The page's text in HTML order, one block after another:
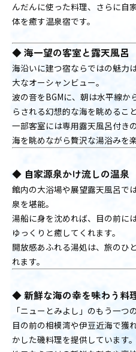
んだんに使った料理、さらに自
体を癒す温泉宿です。
◆海一望の客室と露天風呂
海沿いに建つ宿ならではの魅力
大なオーシャンビュー。
波の音をBGMに、朝は水平線か
らされる幻想的な海を眺めるこ
一部客室には専用露天風呂付き
海を眺めながら贅沢な湯浴みを
◆ 自家源泉かけ流しの温泉
館内の大浴場や展望露天風呂で
泉を堪能。
湯船に身を沈めれば、目の前に
ゆっくりと癒してくれます。
開放感あふれる湯処は、旅のひ
れます。
◆ 新鮮な海の幸を味わう料
「ニューとみよし」のもう一つ
目の前の相模湾や伊豆近海で獲
かした磯料理を提供しています。